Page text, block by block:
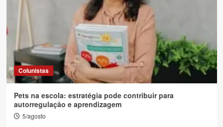
Colunistas
Pets na escola: estratégia pode contribuir para
autorregulação e aprendizagem
5/agosto